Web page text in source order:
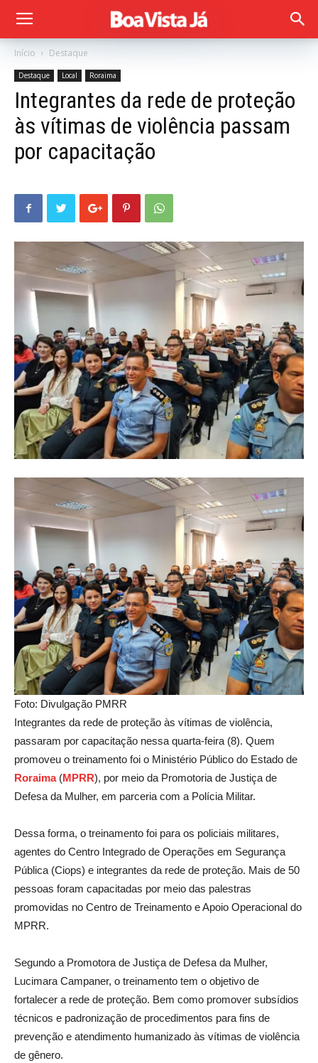
Início Destaque
Destaque Local Roraima
Integrantes da rede de proteção
às vítimas de violência passam
por capacitação
Foto: Divulgação PMRR
Integrantes da rede de proteção às vítimas de violência,
passaram por capacitação nessa quarta-feira (8). Quem
promoveu o treinamento foi o Ministério Público do Estado de
Roraima(MPRR), por meio da Promotoria de Justiça de
Defesa da Mulher, em parceria com a Polícia Militar.
Dessa forma, o treinamento foi para os policiais militares,
agentes do Centro Integrado de Operações em Segurança
Pública (Ciops) e integrantes da rede de proteção. Mais de 50
pessoas foram capacitadas por meio das palestras
promovidas no Centro de Treinamento e Apoio Operacional do
MPRR.
Segundo a Promotora de Justiça de Defesa da Mulher,
Lucimara Campaner, o treinamento tem o objetivo de
fortalecer a rede de proteção. Bem como promover subsídios
técnicos e padronização de procedimentos para fins de
prevenção e atendimento humanizado às vítimas de violência
de gênero.